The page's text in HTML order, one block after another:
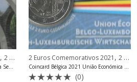
, 2 Euros Comemorativos Andorra ,Coincard
2 Euros Comemorativos 2021 , 2 Euros Comemorativos Bélgica
(0)